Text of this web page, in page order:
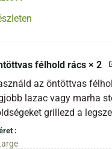
félhold rács× 2
az öntöttvas
lazac vagy marha
grillezd a